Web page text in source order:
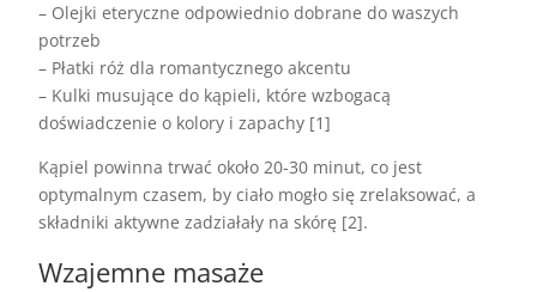
– Olejki eteryczne odpowiednio dobrane do waszych
potrzeb
– Płatki róż dla romantycznego akcentu
– Kulki musujące do kąpieli, które wzbogacą
doświadczenie o kolory i zapachy [1]
Kąpiel powinna trwać około 20-30 minut, co jest
optymalnym czasem, by ciało mogło się zrelaksować, a
składniki aktywne zadziałały na skórę [2].
Wzajemne masaże